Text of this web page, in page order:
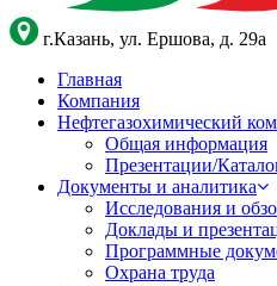
г.Казань, ул. Ершова, д. 29а
Главная
Компания
Нефтегазохимический
Общая информация
Презентации/
Документы и аналитика
Исследования и
Доклады и
Программные
Охрана труда